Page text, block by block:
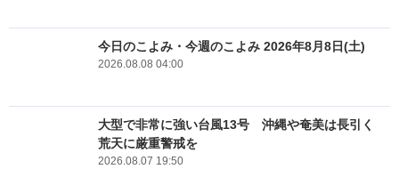
今日のこよみ・今週のこよみ 2026年8月8日(土)
2026.08.08 04:00
大型で非常に強い台風13号 沖縄や奄美は長引く
荒天に厳重警戒を
2026.08.07 19:50